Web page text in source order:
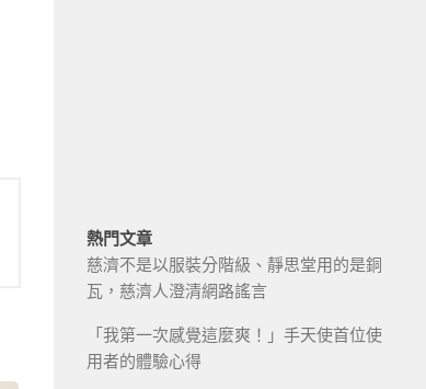
熱門文章
慈濟不是以服裝分階級、靜思堂用的是銅
瓦，慈濟人澄清網路謠言
「我第一次感覺這麼爽！」手天使首位使
用者的體驗心得